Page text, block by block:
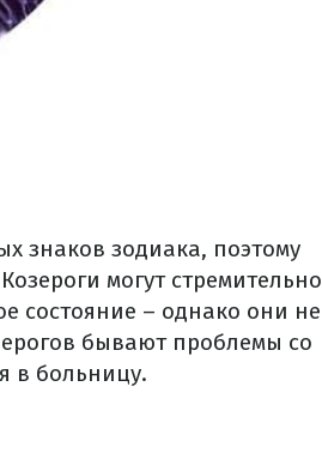
знаков зодиака, поэтому
могут стремительно
состояние – однако они не
бывают проблемы со
в больницу.